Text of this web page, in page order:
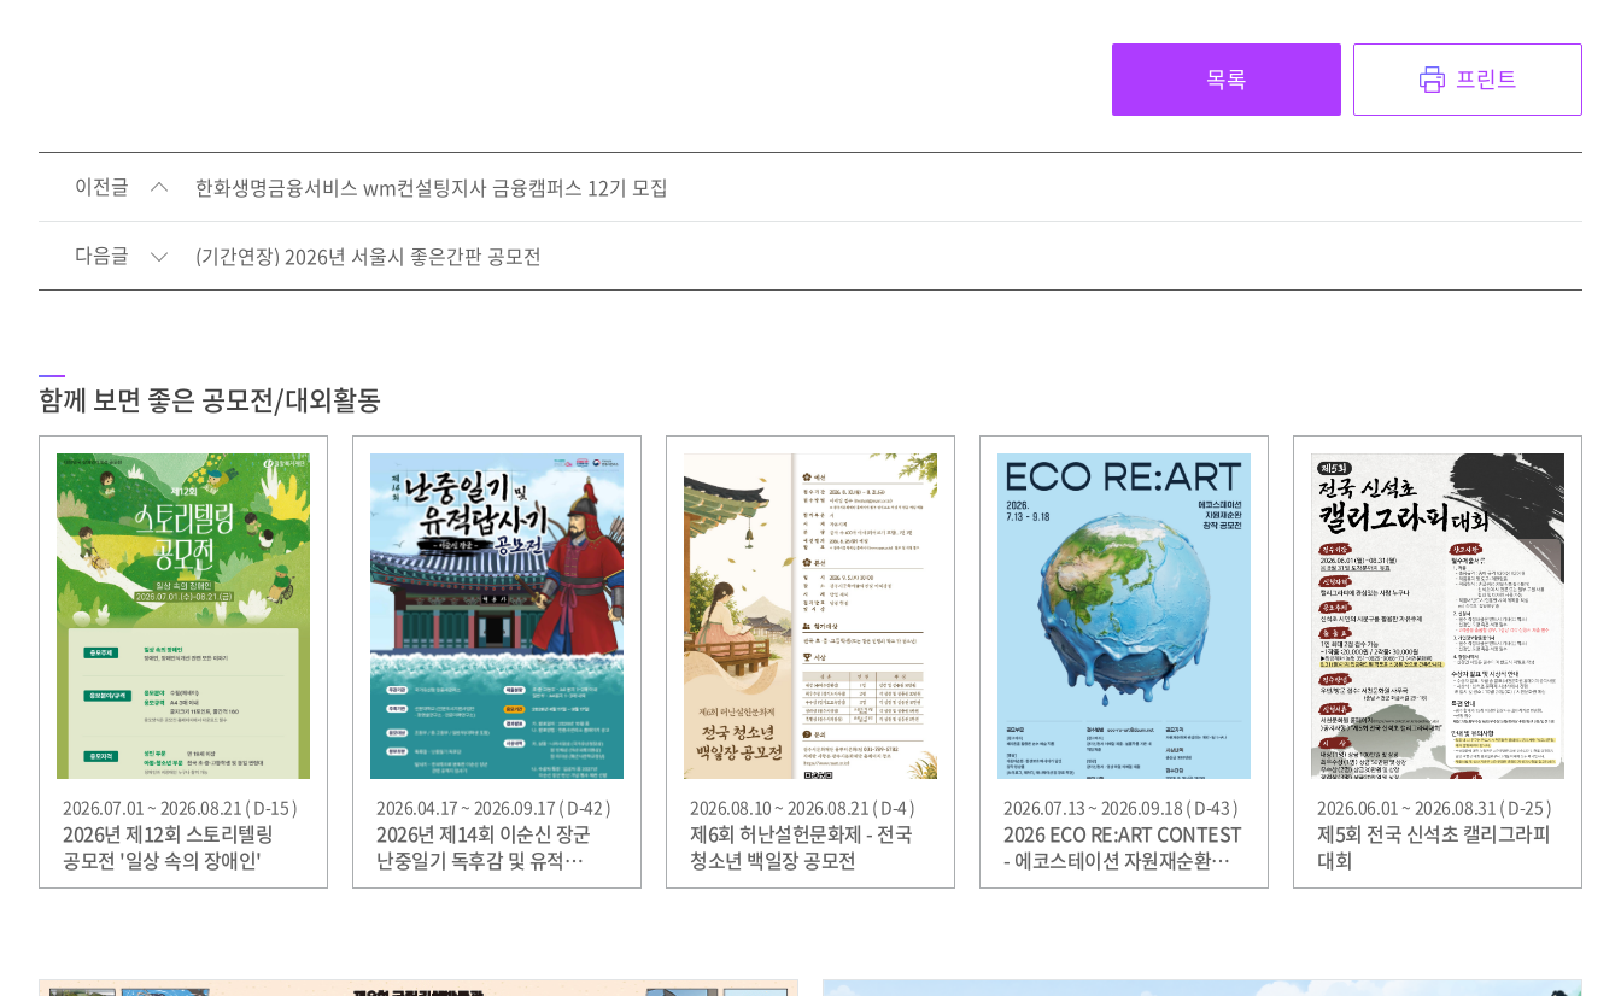
목록 프린트
이전글 한화생명금융서비스 wm컨설팅지사 금융캠퍼스 12기 모집
다음글 (기간연장) 2026년 서울시 좋은간판 공모전
함께 보면 좋은 공모전/대외활동
2026.07.01 ~ 2026.08.21 ( D-15 )
2026년 제12회 스토리텔링
공모전 '일상 속의 장애인'
2026.04.17 ~ 2026.09.17 ( D-42 )
2026년 제14회 이순신 장군
난중일기 독후감 및 유적
답사기 공모전
2026.08.10 ~ 2026.08.21 ( D-4 )
제6회 허난설헌문화제 - 전국
청소년 백일장 공모전
2026.07.13 ~ 2026.09.18 ( D-43 )
2026 ECO RE:ART CONTEST
- 에코스테이션 자원재순환
창작 공모
2026.06.01 ~ 2026.08.31 ( D-25 )
제5회 전국 신석초 캘리그라피
대회